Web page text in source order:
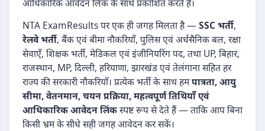
आधिकारिक आवेदन लिंक के साथ प्रकाशित करते हैं।
NTA ExamResults पर एक ही जगह मिलता है — SSC भर्ती,
रेलवे भर्ती, बैंक एवं बीमा नौकरियाँ, पुलिस एवं अर्धसैनिक बल, रक्षा
सेवाएँ, शिक्षक भर्ती, मेडिकल एवं इंजीनियरिंग पद, तथा UP, बिहार,
राजस्थान, MP, दिल्ली, हरियाणा, झारखंड एवं तेलंगाना सहित हर
राज्य की सरकारी नौकरियाँ। प्रत्येक भर्ती के साथ हमपात्रता, आयु
सीमा, वेतनमान, चयन प्रक्रिया, महत्वपूर्ण तिथियाँ एवं
आधिकारिक आवेदन लिंकस्पष्ट रूप से देते हैं — ताकि आप बिना
किसी भ्रम के सीधे सही जगह आवेदन कर सकें।